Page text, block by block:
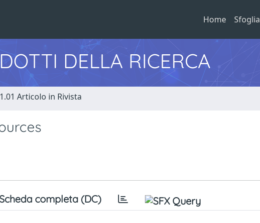
Home Sfoglia
DELLA RICERCA
Articolo in Rivista
completa (DC)